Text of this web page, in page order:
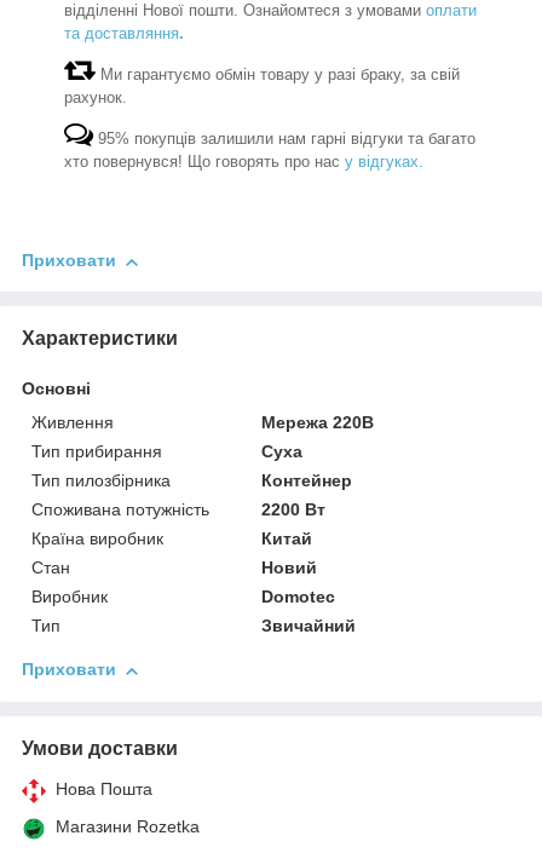
відділенні Нової пошти. Ознайомтеся з умовами оплати
та доставляння.
Ми гарантуємо обмін товару у разі браку, за свій
рахунок.
95% покупців залишили нам гарні відгуки та багато
хто повернувся! Що говорять про нас у відгуках.
Приховати
Характеристики
Основні
Живлення
Мережа 220В
Тип прибирання
Суха
Тип пилозбірника
Контейнер
Споживана потужність
2200 Вт
Країна виробник
Китай
Стан
Новий
Виробник
Domotec
Тип
Звичайний
Приховати
Умови доставки
Нова Пошта
Магазини Rozetka